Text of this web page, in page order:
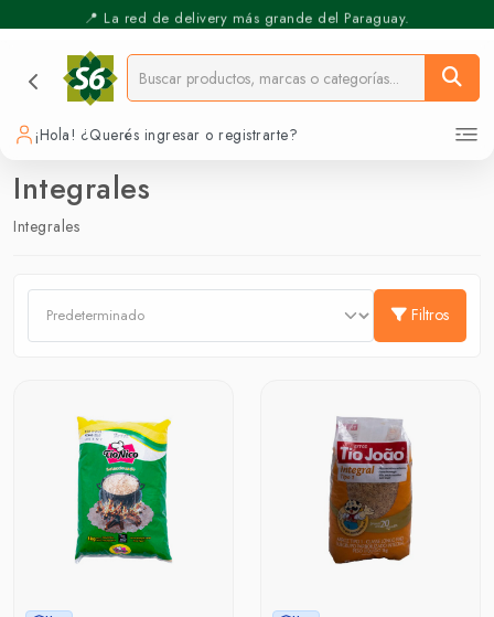
📍 La red de delivery más grande del Paraguay.
⚡️ Pickup Express - Retirás en 30 min.
¡Hola! ¿Querés ingresar o registrarte?
Integrales
Integrales
Filtros